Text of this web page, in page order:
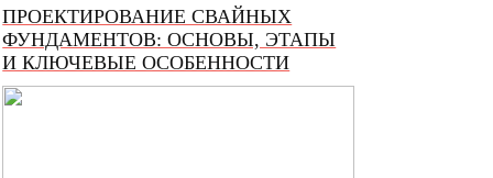
ПРОЕКТИРОВАНИЕ СВАЙНЫХ
ФУНДАМЕНТОВ: ОСНОВЫ, ЭТАПЫ
И КЛЮЧЕВЫЕ ОСОБЕННОСТИ